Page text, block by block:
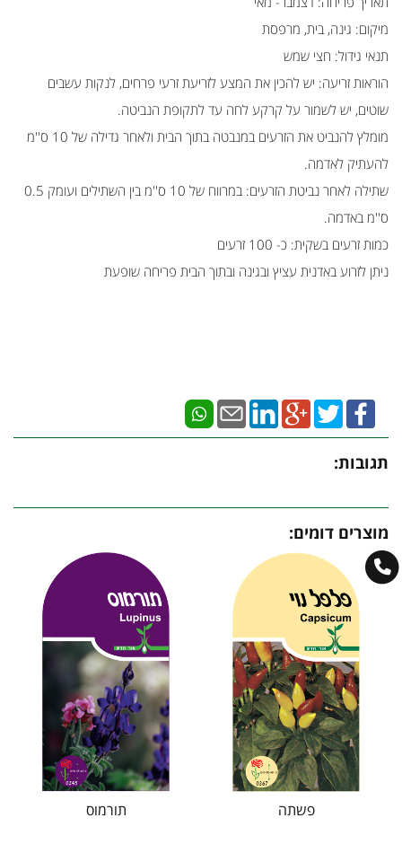
מיקום: גינה, בית, מרפסת
תנאי גידול: חצי שמש
הוראות זריעה: יש להכין את המצע לזריעת זרעי פרחים, לנקות עשבים
שוטים, יש לשמור על קרקע לחה עד לתקופת הנביטה.
מומלץ להנביט את הזרעים במנבטה בתוך הבית ולאחר גדילה של 10 ס''מ
להעתיק לאדמה.
שתילה לאחר נביטת הזרעים: במרווח של 10 ס''מ בין השתילים ועומק 0.5
ס''מ באדמה.
כמות זרעים בשקית: כ- 100 זרעים
ניתן לזרוע באדנית עציץ ובגינה ובתוך הבית פריחה שופעת
תגובות:
מוצרים דומים:
פשתה תורמוס